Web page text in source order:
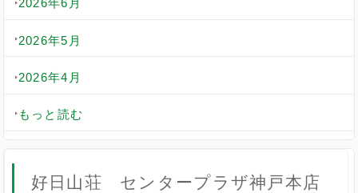
2026年6月
2026年5月
2026年4月
もっと読む
好日山荘 センタープラザ神戸本店